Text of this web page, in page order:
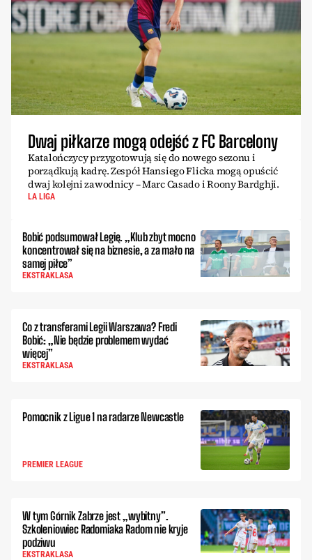
Dwaj piłkarze mogą odejść z FC Barcelony
Katalończycy przygotowują się do nowego sezonu i
porządkują kadrę. Zespół Hansiego Flicka mogą opuścić
dwaj kolejni zawodnicy – Marc Casado i Roony Bardghji.
LA LIGA
Bobić podsumował Legię. „Klub zbyt mocno
koncentrował się na biznesie, a za mało na
samej piłce”
EKSTRAKLASA
Co z transferami Legii Warszawa? Fredi
Bobić: „Nie będzie problemem wydać
więcej”
EKSTRAKLASA
Pomocnik z Ligue 1 na radarze Newcastle
PREMIER LEAGUE
W tym Górnik Zabrze jest „wybitny”.
Szkoleniowiec Radomiaka Radom nie kryje
podziwu
EKSTRAKLASA